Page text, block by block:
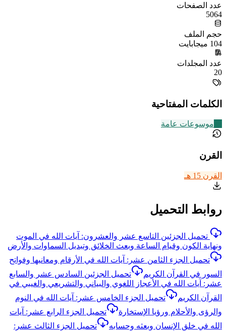
عدد الصفحات
5064
حجم الملف
104 ميجابايت
عدد المجلدات
20
الكلمات المفتاحية
موسوعات عامة
القرن
القرن 15 هـ
روابط التحميل
تحميل الجزئين التاسع عشر والعشرون: آيات الله في الموت
ونهاية الكون وقيام الساعة وبعث الخلائق وتبديل السماوات والأرض
تحميل الجزء الثامن عشر: آيات الله في الأرقام ومعانيها وفواتح
السور في القرآن الكريم
تحميل الجزئين السادس عشر والسابع
عشر: آيات الله في الأعجاز اللغوي والبياني والتشريعي والغيبي في
القرآن الكريم
تحميل الجزء الخامس عشر: آيات الله في النوم
والرؤى والأحلام ورؤيا الإستخارة
تحميل الجزء الرابع عشر: آيات
الله في خلق الإنسان وبعثه وحسابه
تحميل الجزء الثالث عشر: